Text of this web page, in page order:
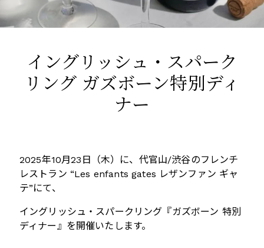
イングリッシュ・スパーク
リング ガズボーン特別ディ
ナー
2025年10月23 日（木）に、代官山/渋谷のフレンチ
レストラン “Les enfants gates レザンファン ギャ
テ”にて、
イングリッシュ・スパークリング『ガズボーン 特別
ディナー』を開催いたします。